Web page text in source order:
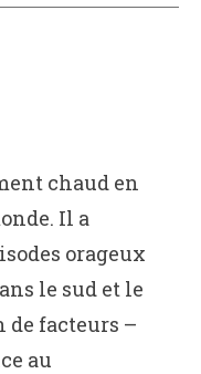
chaud en
Il a
orageux
le sud et le
de facteurs –
au